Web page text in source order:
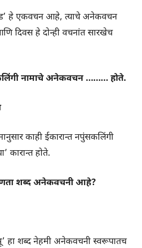
हे एकवचन आहे, त्याचे अनेकवचन
दिवस हे दोन्ही वचनांत सारखेच
नामाचे अनेकवचन ……… होते.
काही ईकारान्त नपुंसकलिंगी
कारान्त होते.
शब्द अनेकवचनी आहे?
हा शब्द नेहमी अनेकवचनी स्वरूपातच